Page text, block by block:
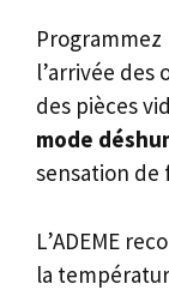
l’arrivée
des pièces
mode
sensation de
L’ADEME
la